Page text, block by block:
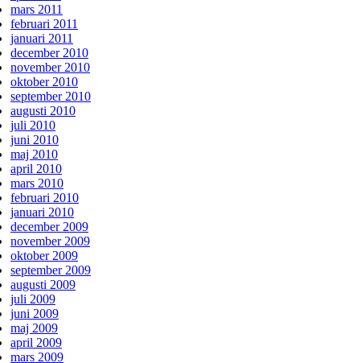
mars 2011
februari 2011
januari 2011
december 2010
november 2010
oktober 2010
september 2010
augusti 2010
juli 2010
juni 2010
maj 2010
april 2010
mars 2010
februari 2010
januari 2010
december 2009
november 2009
oktober 2009
september 2009
augusti 2009
juli 2009
juni 2009
maj 2009
april 2009
mars 2009